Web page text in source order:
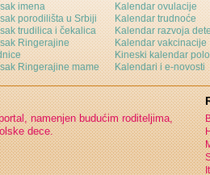
imena
porodilišta u Srbiji
trudilica i čekalica
Ringerajine
Ringerajine mame
Kalendar ovulacije
Kalendar trudnoće
Kalendar razvoja
Kalendar vakcinacije
Kineski kalendar
Kalendari i e-novosti
namenjen budućim roditeljima,
dece.